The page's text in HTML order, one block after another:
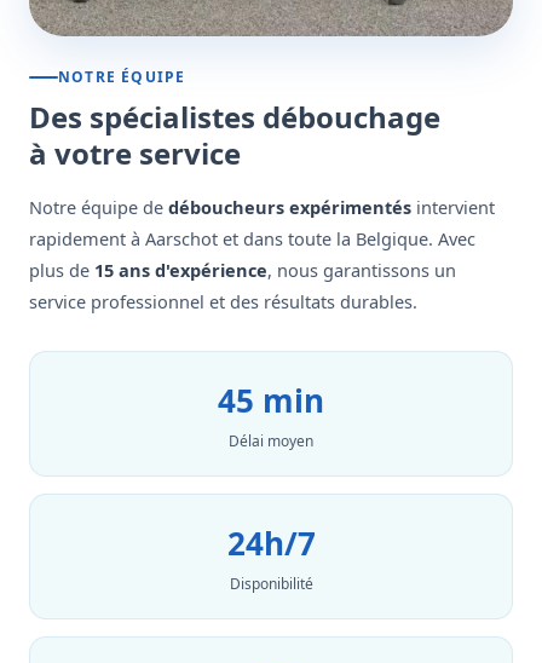
NOTRE ÉQUIPE
Des spécialistes débouchage
à votre service
Notre équipe de déboucheurs expérimentés intervient
rapidement à Aarschot et dans toute la Belgique. Avec
plus de 15 ans d'expérience, nous garantissons un
service professionnel et des résultats durables.
45 min
Délai moyen
24h/7
Disponibilité